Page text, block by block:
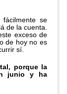
se
de la cuenta.
exceso de
de hoy no es
sí.
porque la
junio y ha